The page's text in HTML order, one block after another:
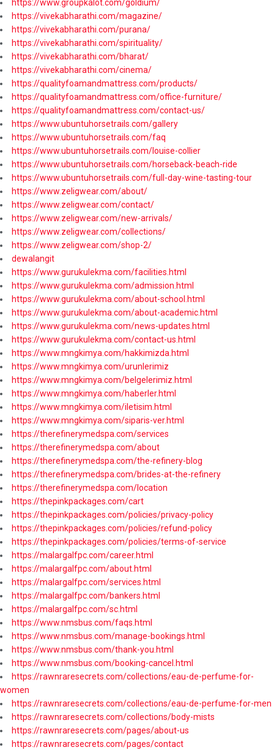
https://www.groupkalot.com/goldium/
https://vivekabharathi.com/magazine/
https://vivekabharathi.com/purana/
https://vivekabharathi.com/spirituality/
https://vivekabharathi.com/bharat/
https://vivekabharathi.com/cinema/
https://qualityfoamandmattress.com/products/
https://qualityfoamandmattress.com/office-furniture/
https://qualityfoamandmattress.com/contact-us/
https://www.ubuntuhorsetrails.com/gallery
https://www.ubuntuhorsetrails.com/faq
https://www.ubuntuhorsetrails.com/louise-collier
https://www.ubuntuhorsetrails.com/horseback-beach-ride
https://www.ubuntuhorsetrails.com/full-day-wine-tasting-tour
https://www.zeligwear.com/about/
https://www.zeligwear.com/contact/
https://www.zeligwear.com/new-arrivals/
https://www.zeligwear.com/collections/
https://www.zeligwear.com/shop-2/
dewalangit
https://www.gurukulekma.com/facilities.html
https://www.gurukulekma.com/admission.html
https://www.gurukulekma.com/about-school.html
https://www.gurukulekma.com/about-academic.html
https://www.gurukulekma.com/news-updates.html
https://www.gurukulekma.com/contact-us.html
https://www.mngkimya.com/hakkimizda.html
https://www.mngkimya.com/urunlerimiz
https://www.mngkimya.com/belgelerimiz.html
https://www.mngkimya.com/haberler.html
https://www.mngkimya.com/iletisim.html
https://www.mngkimya.com/siparis-ver.html
https://therefinerymedspa.com/services
https://therefinerymedspa.com/about
https://therefinerymedspa.com/the-refinery-blog
https://therefinerymedspa.com/brides-at-the-refinery
https://therefinerymedspa.com/location
https://thepinkpackages.com/cart
https://thepinkpackages.com/policies/privacy-policy
https://thepinkpackages.com/policies/refund-policy
https://thepinkpackages.com/policies/terms-of-service
https://malargalfpc.com/career.html
https://malargalfpc.com/about.html
https://malargalfpc.com/services.html
https://malargalfpc.com/bankers.html
https://malargalfpc.com/sc.html
https://www.nmsbus.com/faqs.html
https://www.nmsbus.com/manage-bookings.html
https://www.nmsbus.com/thank-you.html
https://www.nmsbus.com/booking-cancel.html
https://rawnraresecrets.com/collections/eau-de-perfume-for-
women
https://rawnraresecrets.com/collections/eau-de-perfume-for-men
https://rawnraresecrets.com/collections/body-mists
https://rawnraresecrets.com/pages/about-us
https://rawnraresecrets.com/pages/contact